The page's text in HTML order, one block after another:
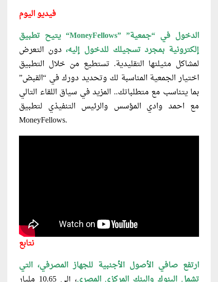
فيديو اليوم
يتيح تطبيق “MoneyFellows” الدخول في “جمعية”
إلكترونية بمجرد تسجيلك للدخول إليه، دون التعرض
لمشاكل مثيلتها التقليدية. تستطيع من خلال التطبيق
اختيار الجمعية المناسبة لك وتحديد دورك في “القبض”
بما يتناسب مع متطلباتك.. المزيد في سياق اللقاء التالي
مع احمد وادي المؤسس والرئيس التنفيذي لتطبيق
MoneyFellows.
نتابع
ارتفع صافي الأصول الأجنبية للجهاز المصرفي، التي